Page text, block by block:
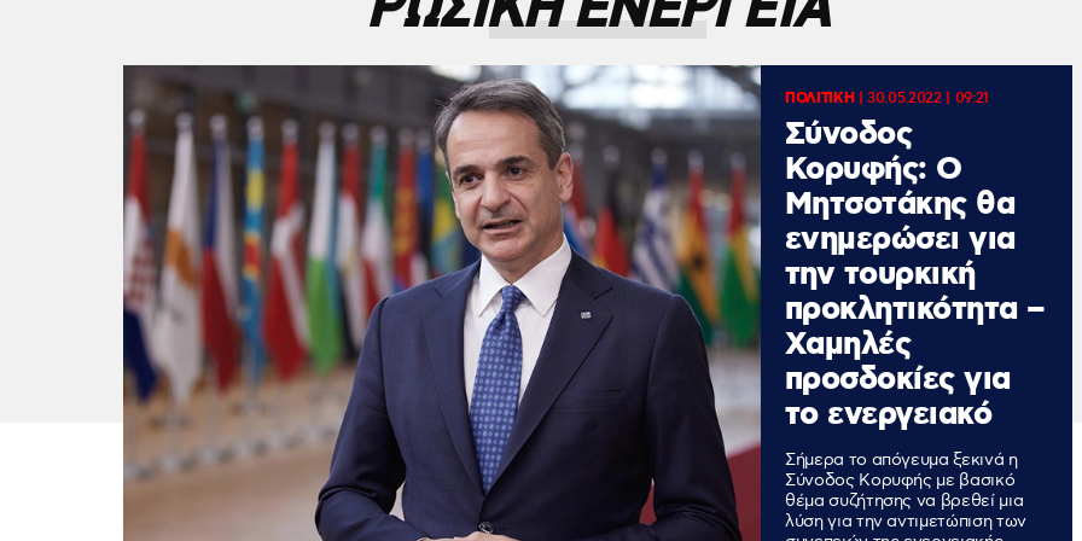
ΠΟΛΙΤΙΚΗ|30.05.2022 | 09:21
Σύνοδος
Κορυφής: Ο
Μητσοτάκης θα
ενημερώσει για
την τουρκική
προκλητικότητα –
Χαμηλές
προσδοκίες για
το ενεργειακό
Σήμερα το απόγευμα ξεκινά η
Σύνοδος Κορυφής με βασικό
θέμα συζήτησης να βρεθεί μια
λύση για την αντιμετώπιση των